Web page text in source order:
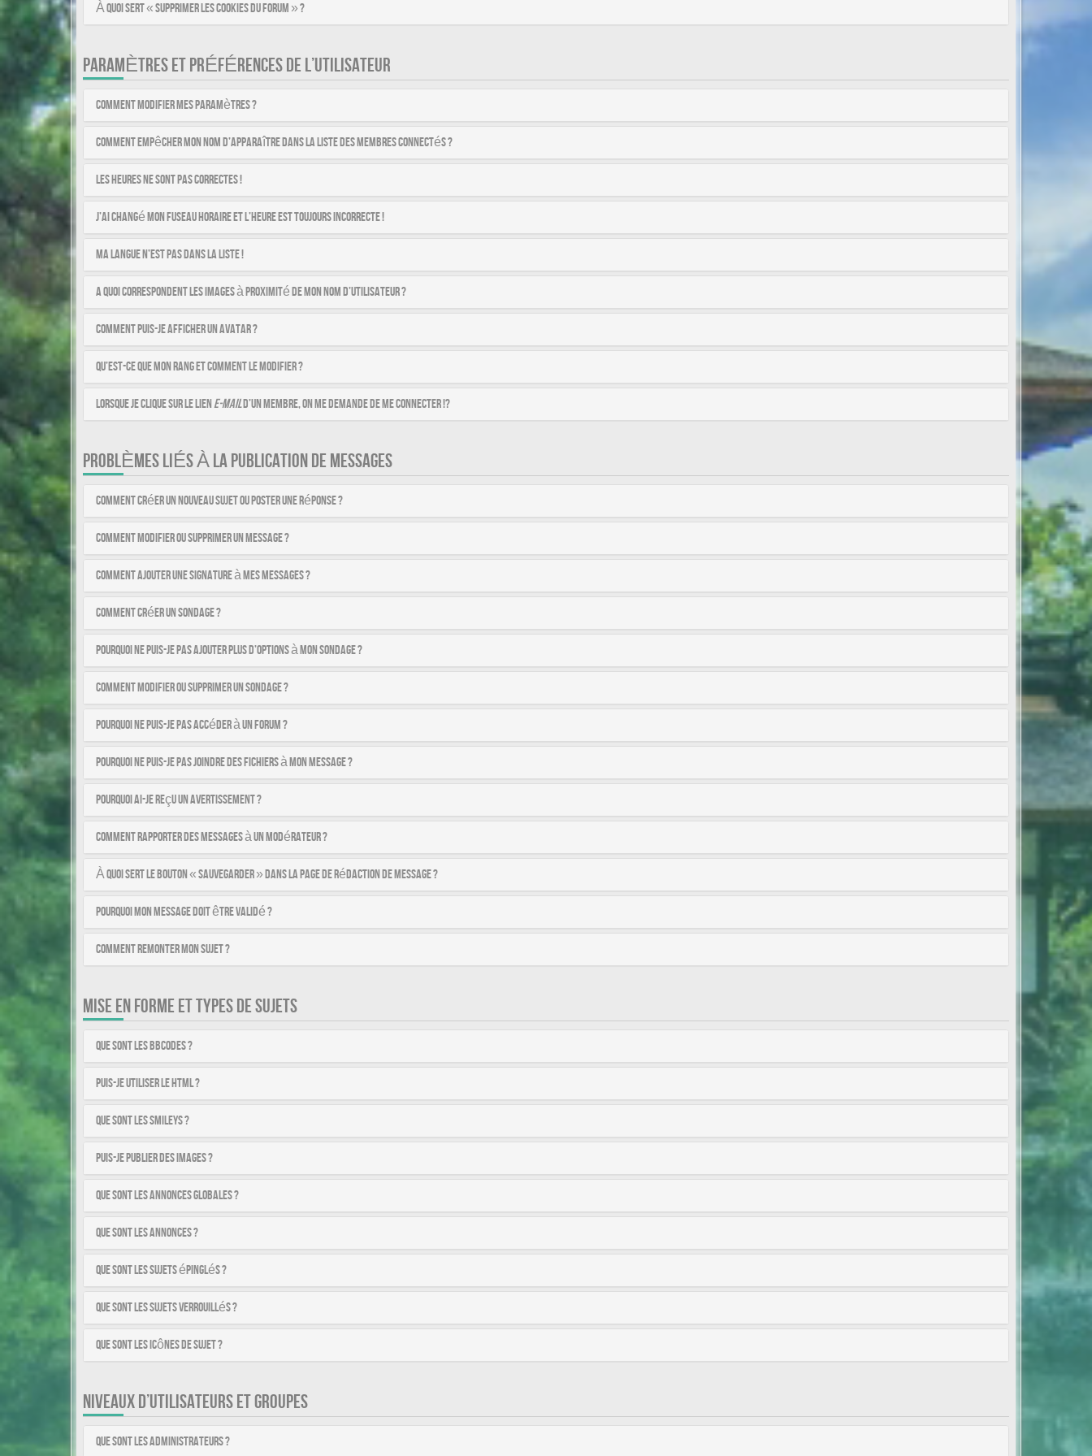
À quoi sert « Supprimer les cookies du forum » ?
PARAMÈTRES ET PRÉFÉRENCES DE L’UTILISATEUR
Comment modifier mes paramètres ?
Comment empêcher mon nom d’apparaître dans la liste des membres connectés ?
Les heures ne sont pas correctes !
J’ai changé mon fuseau horaire et l’heure est toujours incorrecte !
Ma langue n’est pas dans la liste !
A quoi correspondent les images à proximité de mon nom d’utilisateur ?
Comment puis-je afficher un avatar ?
Qu’est-ce que mon rang et comment le modifier ?
Lorsque je clique sur le liene-maild’un membre, on me demande de me connecter !?
PROBLÈMES LIÉS À LA PUBLICATION DE MESSAGES
Comment créer un nouveau sujet ou poster une réponse ?
Comment modifier ou supprimer un message ?
Comment ajouter une signature à mes messages ?
Comment créer un sondage ?
Pourquoi ne puis-je pas ajouter plus d’options à mon sondage ?
Comment modifier ou supprimer un sondage ?
Pourquoi ne puis-je pas accéder à un forum ?
Pourquoi ne puis-je pas joindre des fichiers à mon message ?
Pourquoi ai-je reçu un avertissement ?
Comment rapporter des messages à un modérateur ?
À quoi sert le bouton « Sauvegarder » dans la page de rédaction de message ?
Pourquoi mon message doit être validé ?
Comment remonter mon sujet ?
MISE EN FORME ET TYPES DE SUJETS
Que sont les BBCodes ?
Puis-je utiliser le HTML ?
Que sont les smileys ?
Puis-je publier des images ?
Que sont les annonces globales ?
Que sont les annonces ?
Que sont les sujets épinglés ?
Que sont les sujets verrouillés ?
Que sont les icônes de sujet ?
NIVEAUX D’UTILISATEURS ET GROUPES
Que sont les administrateurs ?